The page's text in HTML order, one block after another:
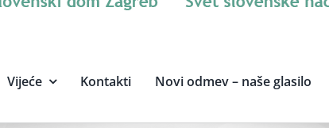
Vijeće Kontakti Novi odmev – naše glasilo